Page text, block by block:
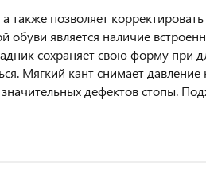
также позволяет
обуви является наличие
сохраняет свою форму при
Мягкий кант снимает
дефектов стопы.